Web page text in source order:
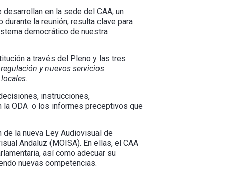
en la sede del CAA, un
la reunión, resulta clave para
democrático de nuestra
a través del Pleno y las tres
y nuevos servicios
.
instrucciones,
la ODA o los informes preceptivos que
la nueva Ley Audiovisual de
Andaluz (MOISA). En ellas, el CAA
así como adecuar su
nuevas competencias.